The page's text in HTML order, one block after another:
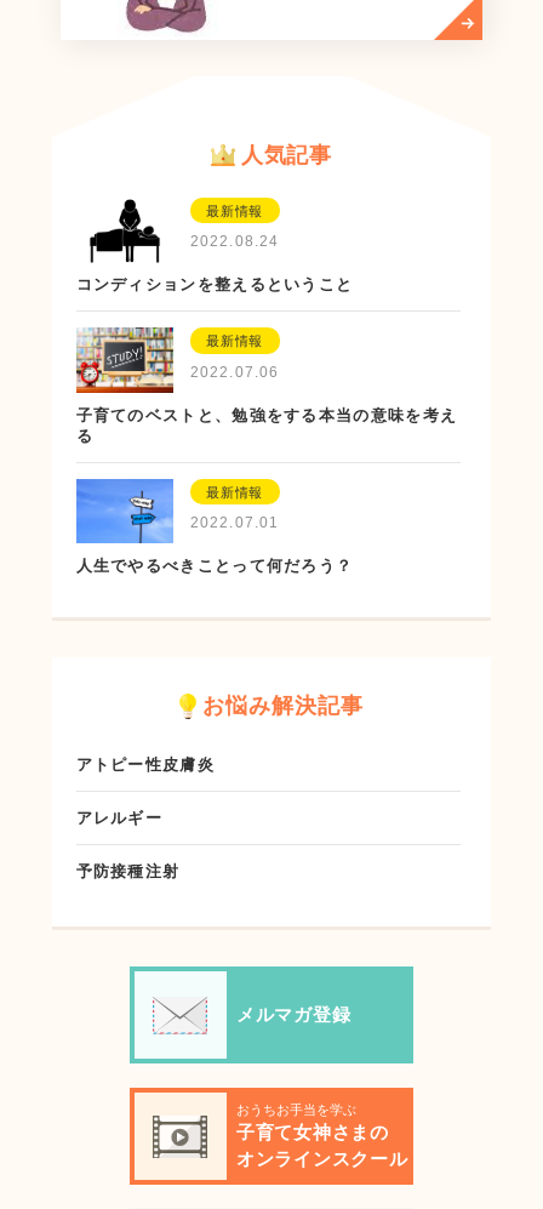
人気記事
最新情報
2022.08.24
コンディションを整えるということ
最新情報
2022.07.06
子育てのベストと、勉強をする本当の意味を考え
る
最新情報
2022.07.01
人生でやるべきことって何だろう？
お悩み解決記事
アトピー性皮膚炎
アレルギー
予防接種注射
メルマガ登録
おうちお手当を学ぶ
子育て女神さまの
オンラインスクール